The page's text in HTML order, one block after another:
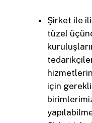
Şirket ile
tüzel
için gerekli